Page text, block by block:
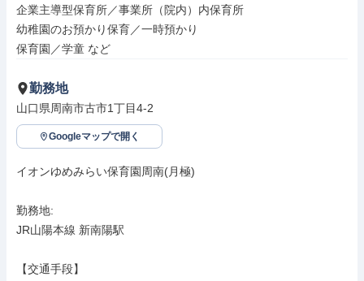
企業主導型保育所／事業所（院内）内保育所
幼稚園のお預かり保育／一時預かり
保育園／学童 など
勤務地
山口県周南市古市1丁目4-2
Googleマップで開く
イオンゆめみらい保育園周南(月極)
勤務地:
JR山陽本線 新南陽駅
【交通手段】